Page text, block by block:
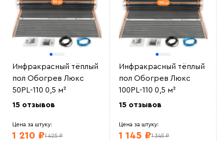
Инфракрасный тёплый
пол Обогрев Люкс
50PL-110 0,5 м²
15 отзывов
Цена за штуку:
1 425 ₽
1 210 ₽
Инфракрасный тёплый
пол Обогрев Люкс
100PL-110 0,5 м²
15 отзывов
Цена за штуку:
1 345 ₽
1 145 ₽